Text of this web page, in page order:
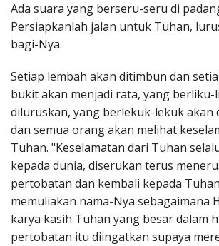
Ada suara yang berseru-seru di
Persiapkanlah jalan untuk Tuhan,
bagi-Nya.
Setiap lembah akan ditimbun dan
bukit akan menjadi rata, yang berliku-
diluruskan, yang berlekuk-lekuk akan
dan semua orang akan melihat
Tuhan. "Keselamatan dari Tuhan
kepada dunia, diserukan terus
pertobatan dan kembali kepada
memuliakan nama-Nya sebagaimana
karya kasih Tuhan yang besar dalam
pertobatan itu diingatkan supaya